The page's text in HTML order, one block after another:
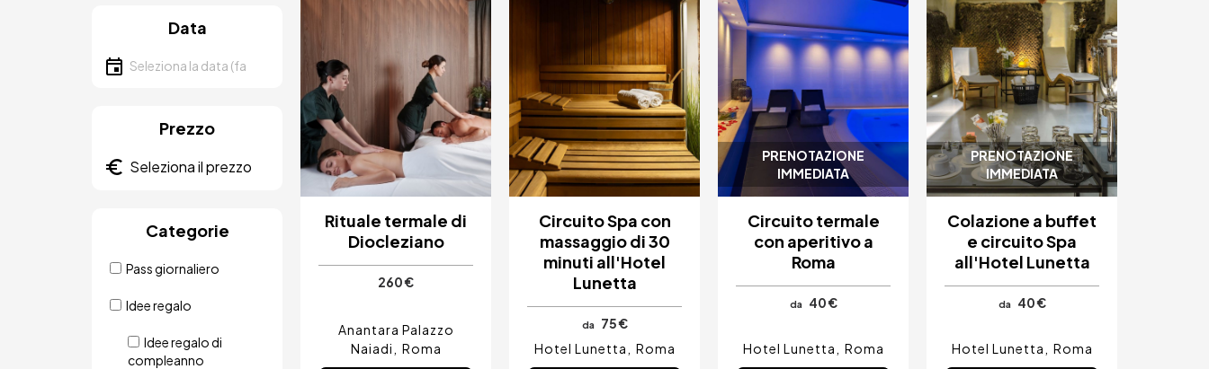
Data
Seleziona la data
Prezzo
Categorie
Pass giornaliero
Idee regalo
Idee regalo di
compleanno
Rituale termale di
Diocleziano
260 €
Anantara Palazzo
Naiadi
Roma
Circuito Spa con
massaggio di 30
minuti all'Hotel
Lunetta
da
75 €
Hotel Lunetta
Roma
PRENOTAZIONE
IMMEDIATA
Circuito termale
con aperitivo a
Roma
da 40 €
Hotel Lunetta Roma
PRENOTAZIONE
IMMEDIATA
Colazione a buffet
e circuito Spa
all'Hotel Lunetta
da 40 €
Hotel Lunetta Roma